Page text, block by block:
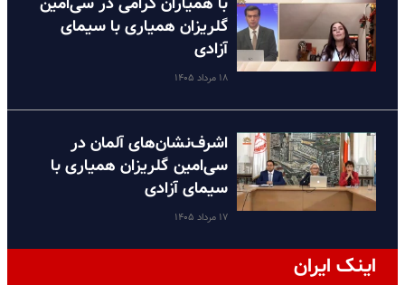
گلریزان همیاری با سیمای
آزادی
۱۸ مرداد ۱۴۰۵
اشرف‌نشان‌های آلمان در
سی‌امین گلریزان همیاری با
سیمای آزادی
۱۷ مرداد ۱۴۰۵
اینک ایران